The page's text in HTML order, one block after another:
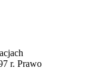
r. Prawo